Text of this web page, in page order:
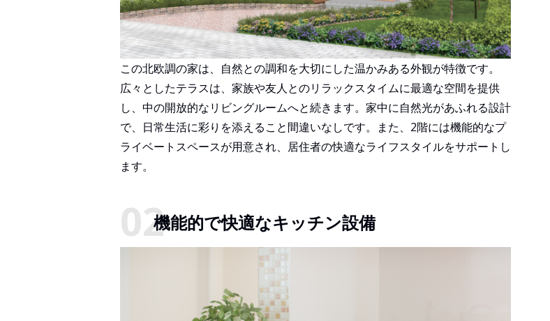
この北欧調の家は、自然との調和を大切にした温かみある外観が特徴です。
広々としたテラスは、家族や友人とのリラックスタイムに最適な空間を提供
し、中の開放的なリビングルームへと続きます。家中に自然光があふれる設計
で、日常生活に彩りを添えること間違いなしです。また、2階には機能的なプ
ライベートスペースが用意され、居住者の快適なライフスタイルをサポートし
ます。
機能的で快適なキッチン設備